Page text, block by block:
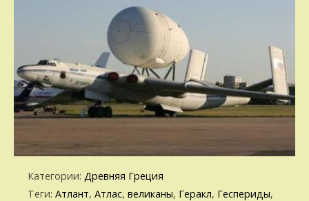
Категории: Древняя Греция
Теги: Атлант, Атлас, великаны, Геракл, Геспериды,